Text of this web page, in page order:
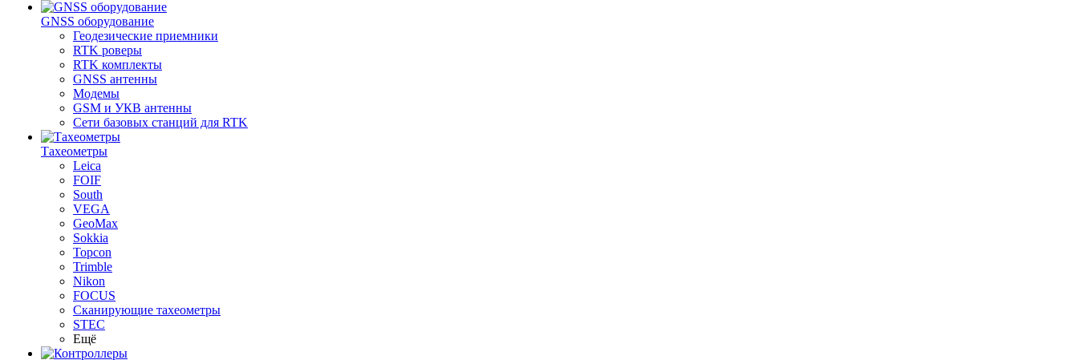
GNSS оборудование
Геодезические приемники
RTK роверы
RTK комплекты
GNSS антенны
Модемы
GSM и УКВ антенны
Сети базовых станций для RTK
Тахеометры
Leica
FOIF
South
VEGA
GeoMax
Sokkia
Topcon
Trimble
Nikon
FOCUS
Сканирующие тахеометры
STEC
Ещё